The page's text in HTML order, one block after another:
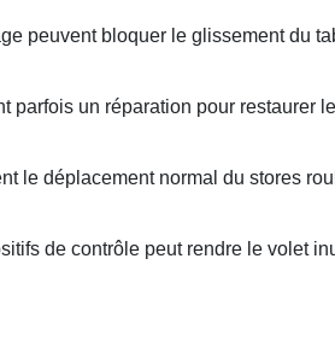
peuvent bloquer le glissement du
parfois un réparation pour restaurer
le déplacement normal du stores
de contrôle peut rendre le volet